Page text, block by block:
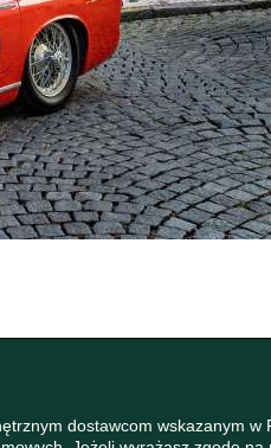
dostawcom wskazanym w